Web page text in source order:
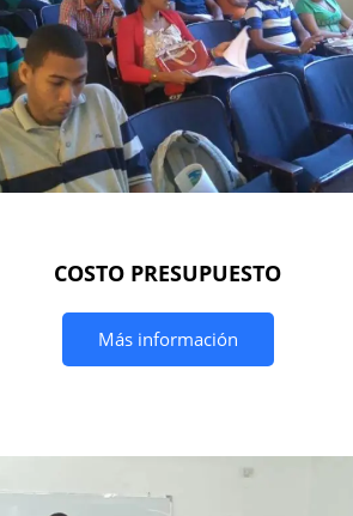
COSTO PRESUPUESTO
Más información